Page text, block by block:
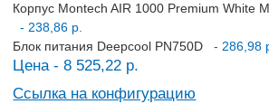
Корпус Montech AIR 1000 Premium White
- 238,86 р.
Блок питания Deepcool PN750D
- 286,98
Цена - 8 525,22 р.
Ссылка на конфигурацию